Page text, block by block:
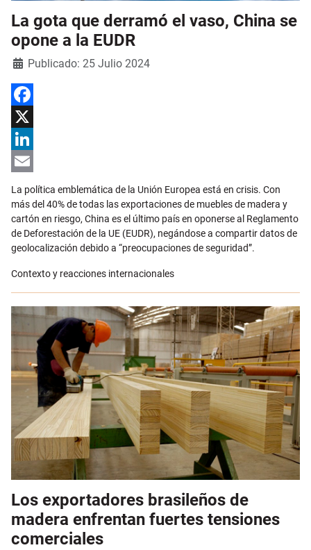
La gota que derramó el vaso, China se
opone a la EUDR
Detalles
Publicado: 25 Julio 2024
Facebook
X
LinkedIn
La política emblemática de la Unión Europea está en crisis. Con
más del 40% de todas las exportaciones de muebles de madera y
cartón en riesgo, China es el último país en oponerse al Reglamento
de Deforestación de la UE (EUDR), negándose a compartir datos de
geolocalización debido a “preocupaciones de seguridad”.
Contexto y reacciones internacionales
Los exportadores brasileños de
madera enfrentan fuertes tensiones
comerciales